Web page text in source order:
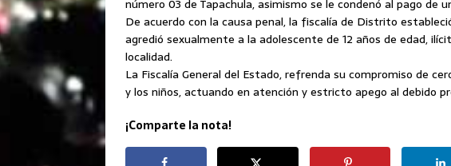
número 03 de Tapachula, asimismo se le condenó al pago de
De acuerdo con la causa penal, la fiscalía de Distrito
agredió sexualmente a la adolescente de 12 años de edad,
localidad.
La Fiscalía General del Estado, refrenda su compromiso de
y los niños, actuando en atención y estricto apego al debido
¡Comparte la nota!